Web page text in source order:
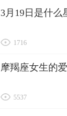
3月19日是什么
1716
摩羯座女生的
5537